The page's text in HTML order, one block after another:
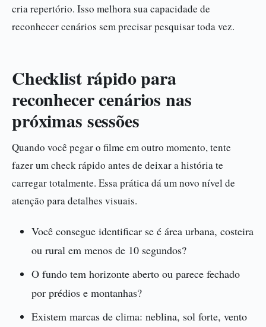
cria repertório. Isso melhora sua capacidade de
reconhecer cenários sem precisar pesquisar toda vez.
Checklist rápido para
reconhecer cenários nas
próximas sessões
Quando você pegar o filme em outro momento, tente
fazer um check rápido antes de deixar a história te
carregar totalmente. Essa prática dá um novo nível de
atenção para detalhes visuais.
Você consegue identificar se é área urbana, costeira
ou rural em menos de 10 segundos?
O fundo tem horizonte aberto ou parece fechado
por prédios e montanhas?
Existem marcas de clima: neblina, sol forte, vento